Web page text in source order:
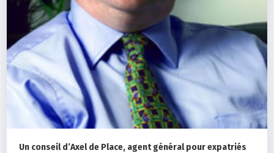
Un conseil d’Axel de Place, agent général pour expatriés